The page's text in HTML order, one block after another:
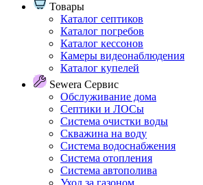
Товары
Каталог септиков
Каталог погребов
Каталог кессонов
Камеры видеонаблюдения
Каталог купелей
Sewera Сервис
Обслуживание дома
Септики и ЛОСы
Система очистки воды
Скважина на воду
Система водоснабжения
Система отопления
Система автополива
Уход за газоном